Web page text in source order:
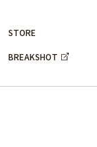
STORE
BREAKSHOT